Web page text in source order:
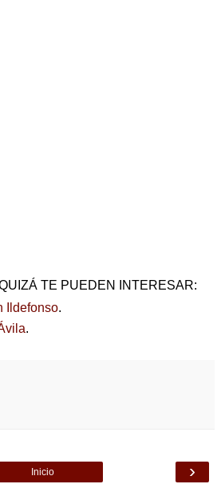
TE PUEDEN INTERESAR:
Ildefonso.
.
›
Inicio